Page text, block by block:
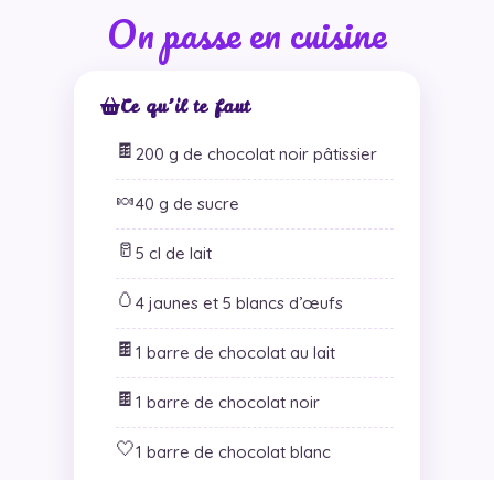
On passe en cuisine
Ce qu’il te faut
🍫 200 g de chocolat noir pâtissier
🍬40 g de sucre
🥛 5 cl de lait
🥚 4 jaunes et 5 blancs d’œufs
🍫 1 barre de chocolat au lait
🍫 1 barre de chocolat noir
🤍1 barre de chocolat blanc